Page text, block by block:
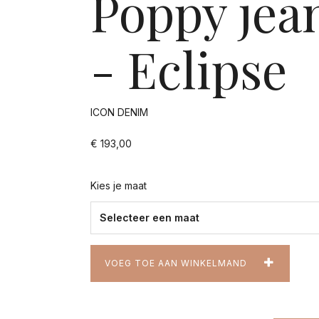
- Eclipse
ICON DENIM
€ 193,00
Kies je maat
VOEG TOE AAN WINKELMAND